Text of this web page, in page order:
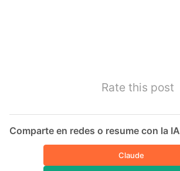
Rate this post
Comparte en redes o resume con la IA
Claude